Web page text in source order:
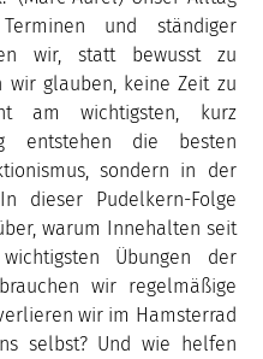
und ständiger
wir, statt bewusst zu
wir glauben, keine Zeit zu
am wichtigsten, kurz
entstehen die besten
sondern in der
dieser Pudelkern-Folge
warum Innehalten seit
Übungen der
wir regelmäßige
wir im Hamsterrad
selbst? Und wie helfen